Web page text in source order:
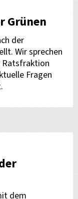
Grünen
der
Wir sprechen
Ratsfraktion
Fragen
dem